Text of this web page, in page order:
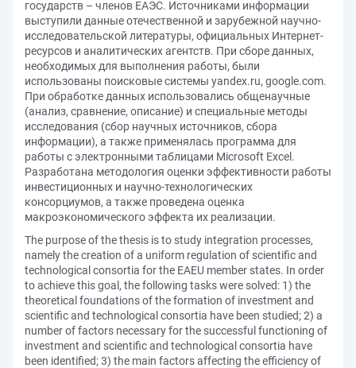
государств – членов ЕАЭС. Источниками информации
выступили данные отечественной и зарубежной научно-
исследовательской литературы, официальных Интернет-
ресурсов и аналитических агентств. При сборе данных,
необходимых для выполнения работы, были
использованы поисковые системы yandex.ru, google.com.
При обработке данных использовались общенаучные
(анализ, сравнение, описание) и специальные методы
исследования (сбор научных источников, сбора
информации), а также применялась программа для
работы с электронными таблицами Microsoft Excel.
Разработана методология оценки эффективности работы
инвестиционных и научно-технологических
консорциумов, а также проведена оценка
макроэкономического эффекта их реализации.
The purpose of the thesis is to study integration processes,
namely the creation of a uniform regulation of scientific and
technological consortia for the EAEU member states. In order
to achieve this goal, the following tasks were solved: 1) the
theoretical foundations of the formation of investment and
scientific and technological consortia have been studied; 2) a
number of factors necessary for the successful functioning of
investment and scientific and technological consortia have
been identified; 3) the main factors affecting the efficiency of